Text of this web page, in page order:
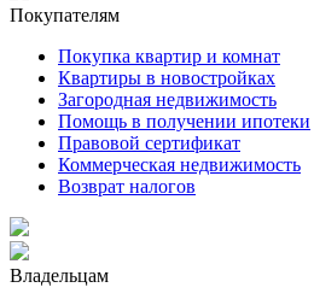
Покупателям
Покупка квартир и комнат
Квартиры в новостройках
Загородная недвижимость
Помощь в получении ипотеки
Правовой сертификат
Коммерческая недвижимость
Возврат налогов
Владельцам